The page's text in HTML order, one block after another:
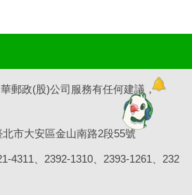
郵政(股)公司服務有任何建議，
北市大安區金山南路2段55號
4311、2392-1310、2393-1261、232